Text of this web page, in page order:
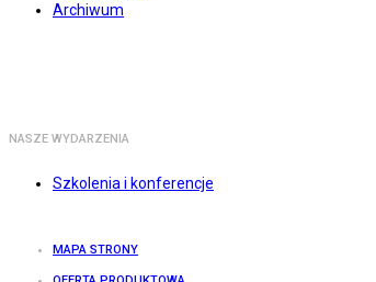
Archiwum
NASZE WYDARZENIA
Szkolenia i konferencje
MAPA STRONY